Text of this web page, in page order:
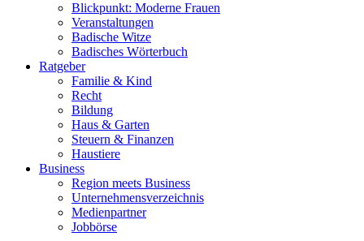
Blickpunkt: Moderne Frauen
Veranstaltungen
Badische Witze
Badisches Wörterbuch
Ratgeber
Familie & Kind
Recht
Bildung
Haus & Garten
Steuern & Finanzen
Haustiere
Business
Region meets Business
Unternehmensverzeichnis
Medienpartner
Jobbörse